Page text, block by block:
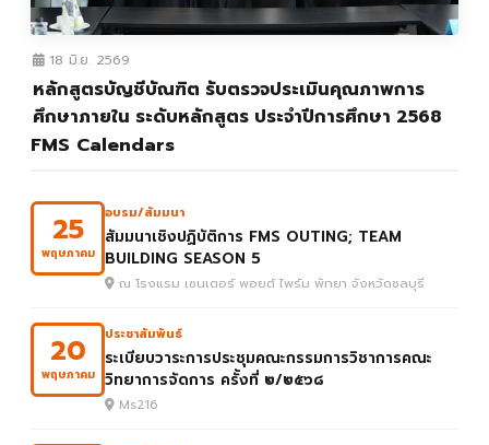
18 มิ.ย. 2569
หลักสูตรบัญชีบัณฑิต รับตรวจประเมินคุณภาพการ
ศึกษาภายใน ระดับหลักสูตร ประจำปีการศึกษา 2568
FMS Calendars
25
พฤษภาคม
อบรม/สัมมนา
สัมมนาเชิงปฏิบัติการ FMS OUTING; TEAM
BUILDING SEASON 5
ณ โรงแรม เซนเตอร์ พอยต์ ไพร์ม พัทยา จังหวัดชลบุรี
20
พฤษภาคม
ประชาสัมพันธ์
ระเบียบวาระการประชุมคณะกรรมการวิชาการคณะ
วิทยาการจัดการ ครั้งที่ ๒/๒๕๖๘
Ms216